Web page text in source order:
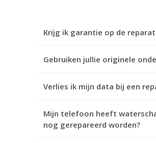
Krijg ik garantie op de
Gebruiken jullie originele
Verlies ik mijn data bij een
Mijn telefoon heeft
nog gerepareerd worden?